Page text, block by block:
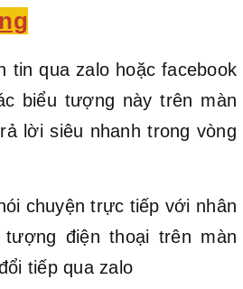
tin qua zalo hoặc facebook
biểu tượng này trên màn
lời siêu nhanh trong vòng
chuyện trực tiếp với nhân
điện thoại trên màn
tiếp qua zalo